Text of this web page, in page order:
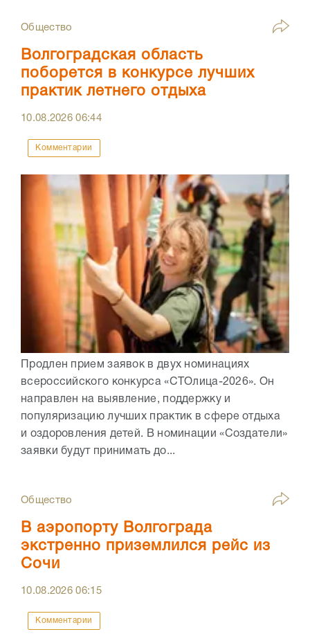
Общество
Волгоградская область
поборется в конкурсе лучших
практик летнего отдыха
10.08.202606:44
Комментарии
Продлен прием заявок в двух номинациях
всероссийского конкурса «СТОлица-2026». Он
направлен на выявление, поддержку и
популяризацию лучших практик в сфере отдыха
и оздоровления детей. В номинации «Создатели»
заявки будут принимать до...
Общество
В аэропорту Волгограда
экстренно приземлился рейс из
Сочи
10.08.202606:15
Комментарии